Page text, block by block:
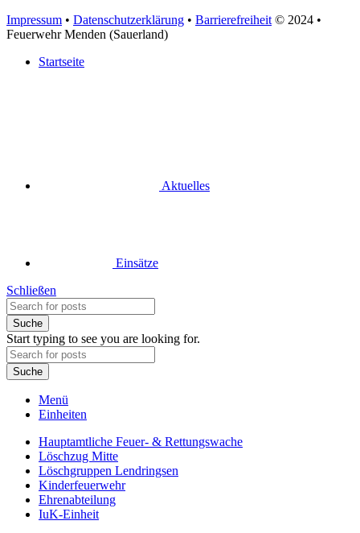
Impressum • Datenschutzerklärung • Barrierefreiheit © 2024 •
Feuerwehr Menden (Sauerland)
Startseite
Aktuelles
Einsätze
Schließen
Suche
Start typing to see you are looking for.
Suche
Menü
Einheiten
Hauptamtliche Feuer- & Rettungswache
Löschzug Mitte
Löschgruppen Lendringsen
Kinderfeuerwehr
Ehrenabteilung
IuK-Einheit